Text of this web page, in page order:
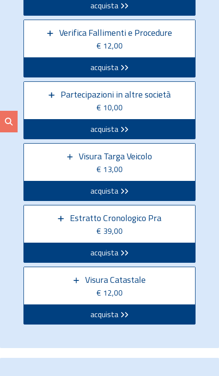
acquista
Verifica Fallimenti e Procedure
€ 12,00
acquista
Partecipazioni in altre società
€ 10,00
acquista
Visura Targa Veicolo
€ 13,00
acquista
Estratto Cronologico Pra
€ 39,00
acquista
Visura Catastale
€ 12,00
acquista